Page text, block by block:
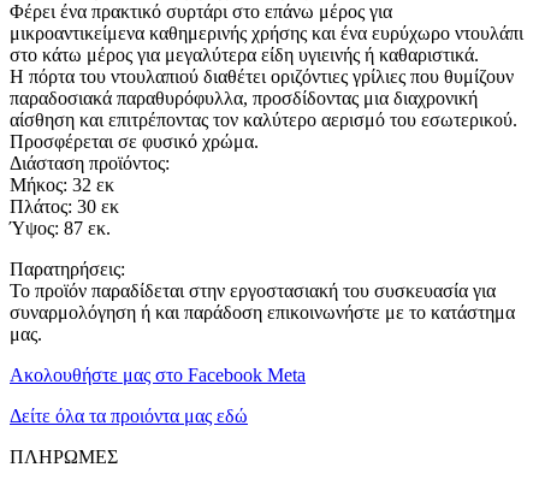
Φέρει ένα πρακτικό συρτάρι στο επάνω μέρος για
μικροαντικείμενα καθημερινής χρήσης και ένα ευρύχωρο ντουλάπι
στο κάτω μέρος για μεγαλύτερα είδη υγιεινής ή καθαριστικά.
Η πόρτα του ντουλαπιού διαθέτει οριζόντιες γρίλιες που θυμίζουν
παραδοσιακά παραθυρόφυλλα, προσδίδοντας μια διαχρονική
αίσθηση και επιτρέποντας τον καλύτερο αερισμό του εσωτερικού.
Προσφέρεται σε φυσικό χρώμα.
Διάσταση προϊόντος:
Μήκος: 32 εκ
Πλάτος: 30 εκ
Ύψος: 87 εκ.
Παρατηρήσεις:
Το προϊόν παραδίδεται στην εργοστασιακή του συσκευασία για
συναρμολόγηση ή και παράδοση επικοινωνήστε με το κατάστημα
μας.
Ακολουθήστε μας στο Facebook Meta
Δείτε όλα τα προιόντα μας εδώ
ΠΛΗΡΩΜΕΣ